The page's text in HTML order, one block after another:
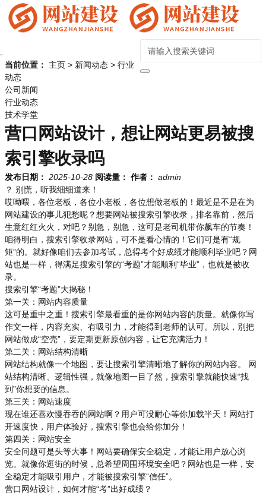
当前位置： 主页 > 新闻动态 > 行业
动态
公司新闻
行业动态
技术学堂
营口网站设计，想让网站更易被搜
索引擎收录吗
发布日期： 2025-10-28 阅读量： 作者： admin
？ 别慌，听我细细道来！
哎呦喂，各位老板，各位小老板，各位想做老板的！最近是不是在为
网站建设的事儿犯愁呢？想要网站被搜索引擎收录，排名靠前，然后
生意红红火火，对吧？别急，别急，这可是老司机带你飙车的节奏！
咱得明白，搜索引擎收录网站，可不是看心情的！它们可是有“规
矩”的。就好像咱们去参加考试，总得考个好成绩才能顺利毕业吧？网
站也是一样，得满足搜索引擎的“考题”才能顺利“毕业”，也就是被收
录。
搜索引擎“考题”大揭秘！
第一关：网站内容质量
这可是重中之重！搜索引擎最看重的是你网站内容的质量。就像你写
作文一样，内容充实、有吸引力，才能得到老师的认可。所以，别把
网站做成“空壳”，要定期更新原创内容，让它充满活力！
第二关：网站结构清晰
网站结构就像一个地图，要让搜索引擎清晰地了解你的网站内容。 网
站结构清晰、逻辑性强，就像地图一目了然，搜索引擎就能快速“找
到”你想要的信息。
第三关：网站速度
现在谁还喜欢慢吞吞的网站啊？用户可没耐心等你加载半天！网站打
开速度快，用户体验好，搜索引擎也会给你加分！
第四关：网站安全
安全问题可是头等大事！网站要确保安全稳定，才能让用户放心浏
览。就像你逛街的时候，总希望周围环境安全吧？网站也是一样，安
全稳定才能吸引用户，才能被搜索引擎“信任”。
营口网站设计，如何才能“考”出好成绩？